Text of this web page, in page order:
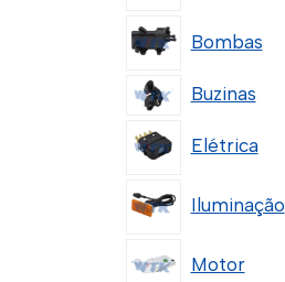
Bombas
Buzinas
Elétrica
Iluminação
Motor